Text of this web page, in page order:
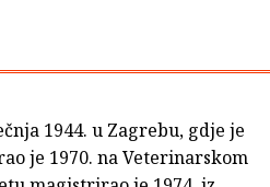
1944. u Zagrebu, gdje je
je 1970. na Veterinarskom